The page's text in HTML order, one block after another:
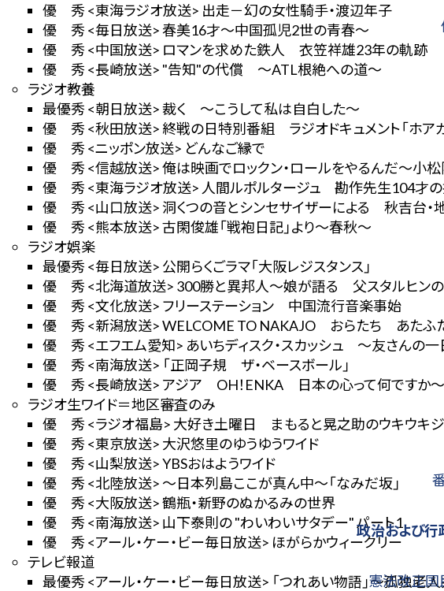
政治および行
憲法改正国
優 秀 <東海ラジオ放送> 出走－幻の女性騎手・渡辺年子
優 秀 <毎日放送> 春美16才～中国孤児2世の青春～
優 秀 <中国放送> ロマンを求めた鉄人 衣笠祥雄23年の軌跡
優 秀 <長崎放送> "告知"の代償 ～ATL根絶への道～
ラジオ教養
最優秀 <朝日放送> 裁く ～こうして私は自白した～
優 秀 <秋田放送> 終戦の日特別番組 ラジオドキュメント「ホア
優 秀 <ニッポン放送> どんなご縁で
優 秀 <信越放送> 俺は映画でロックン・ロールをやるんだ～小
優 秀 <東海ラジオ放送> 人間ルポルタージュ 勘作先生104才
優 秀 <山口放送> 洞くつの音とシンセサイザーによる 秋吉台・
優 秀 <熊本放送> 古閑俊雄「戦袍日記」より～春秋～
ラジオ娯楽
最優秀 <毎日放送> 公開らくごラマ「大阪レジスタンス」
優 秀 <北海道放送> 300勝と異邦人～娘が語る 父スタルヒン
優 秀 <文化放送> フリーステーション 中国流行音楽事始
優 秀 <新潟放送> WELCOME TO NAKAJO おらたち あた
優 秀 <エフエム愛知> あいちディスク・スカッシュ ～友さんの
優 秀 <南海放送> 「正岡子規 ザ・ベースボール」
優 秀 <長崎放送> アジア OH！ENKA 日本の心って何ですか～
ラジオ生ワイド＝地区審査のみ
優 秀 <ラジオ福島> 大好き土曜日 まもると晃之助のウキウキジ
優 秀 <東京放送> 大沢悠里のゆうゆうワイド
優 秀 <山梨放送> YBSおはようワイド
優 秀 <北陸放送> ～日本列島ここが真ん中～「なみだ坂」
優 秀 <大阪放送> 鶴瓶・新野のぬかるみの世界
優 秀 <南海放送> 山下泰則の "わいわいサタデー" パート1
優 秀 <アール・ケー・ビー毎日放送> ほがらかウィークリー
テレビ報道
最優秀 <アール・ケー・ビー毎日放送> 「つれあい物語」～孤独老